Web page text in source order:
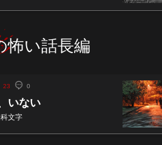
怖い話長編
23 0
いない
文字